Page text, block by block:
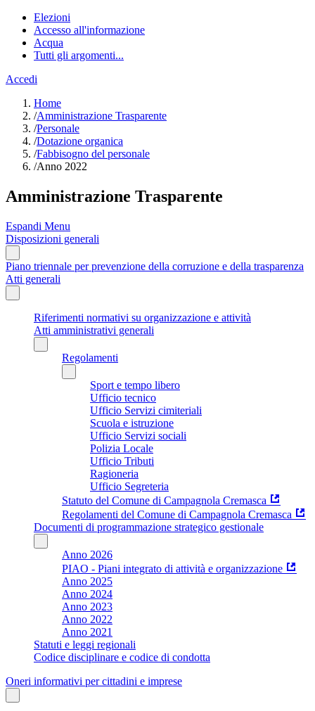
Elezioni
Accesso all'informazione
Acqua
Tutti gli argomenti...
Accedi
Home
/Amministrazione Trasparente
/Personale
/Dotazione organica
/Fabbisogno del personale
/Anno 2022
Amministrazione Trasparente
Espandi Menu
Disposizioni generali
Piano triennale per prevenzione della corruzione e della trasparenza
Atti generali
Riferimenti normativi su organizzazione e attività
Atti amministrativi generali
Regolamenti
Sport e tempo libero
Ufficio tecnico
Ufficio Servizi cimiteriali
Scuola e istruzione
Ufficio Servizi sociali
Polizia Locale
Ufficio Tributi
Ragioneria
Ufficio Segreteria
Statuto del Comune di Campagnola Cremasca
Regolamenti del Comune di Campagnola Cremasca
Documenti di programmazione strategico gestionale
Anno 2026
PIAO - Piani integrato di attività e organizzazione
Anno 2025
Anno 2024
Anno 2023
Anno 2022
Anno 2021
Statuti e leggi regionali
Codice disciplinare e codice di condotta
Oneri informativi per cittadini e imprese